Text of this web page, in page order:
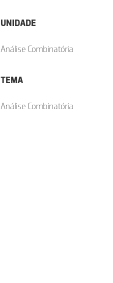
UNIDADE
Análise Combinatória
TEMA
Análise Combinatória